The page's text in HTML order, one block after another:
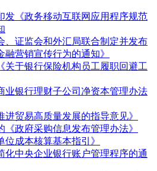
发《政务移动互联网应用程序规范
、证监会和外汇局联合制定并发布
融营销宣传行为的通知》
关于银行保险机构员工履职回避工
业银行理财子公司净资本管理办法
进贸易高质量发展的指导意见》
《政府采购信息发布管理办法》
成本核算基本指引》
化中央企业银行账户管理程序的通